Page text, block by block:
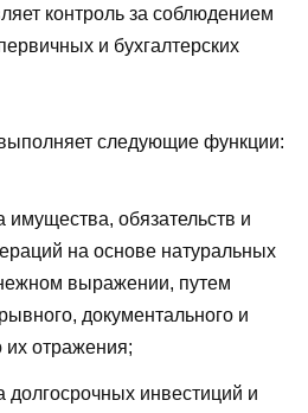
контроль за соблюдением
и бухгалтерских
следующие функции:
имущества, обязательств и
на основе натуральных
выражении, путем
документального и
их отражения;
долгосрочных инвестиций и